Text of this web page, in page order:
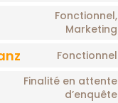
Fonctionnel,
Marketing
Fonctionnel
Finalité en attente
d’enquête